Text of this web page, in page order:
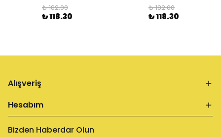
₺ 182.00
₺ 118.30
₺ 182.00
₺ 118.30
Alışveriş
Hesabım
Bizden Haberdar Olun